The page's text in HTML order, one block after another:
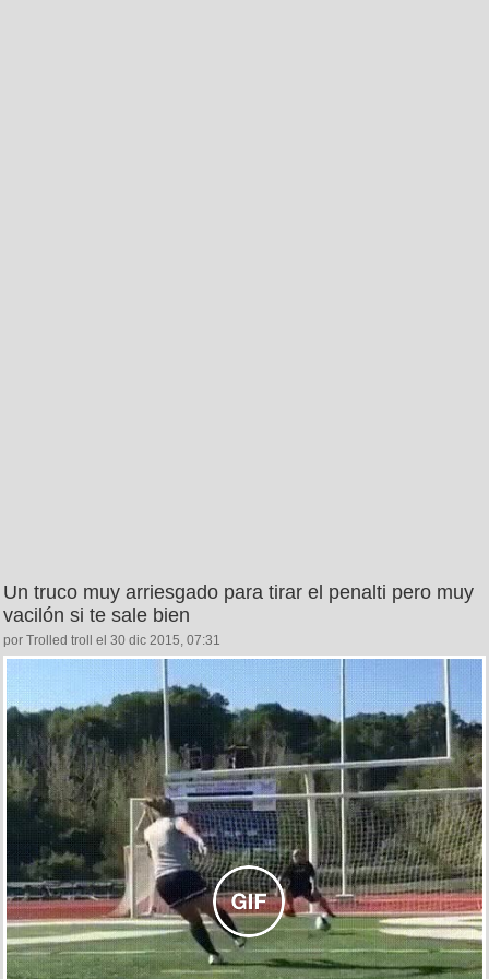
Un truco muy arriesgado para tirar el penalti pero muy
vacilón si te sale bien
por Trolled troll el 30 dic 2015, 07:31